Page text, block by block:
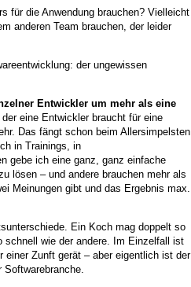
für die Anwendung brauchen? Vielleicht
anderen Team brauchen, der leider
der ungewissen
Entwickler um mehr als eine
der eine Entwickler braucht für eine
Das fängt schon beim Allersimpelsten
in Trainings, in
gebe ich eine ganz, ganz einfache
lösen – und andere brauchen mehr als
Meinungen gibt und das Ergebnis max.
Ein Koch mag doppelt so
schnell wie der andere. Im Einzelfall ist
einer Zunft gerät – aber eigentlich ist der
Softwarebranche.